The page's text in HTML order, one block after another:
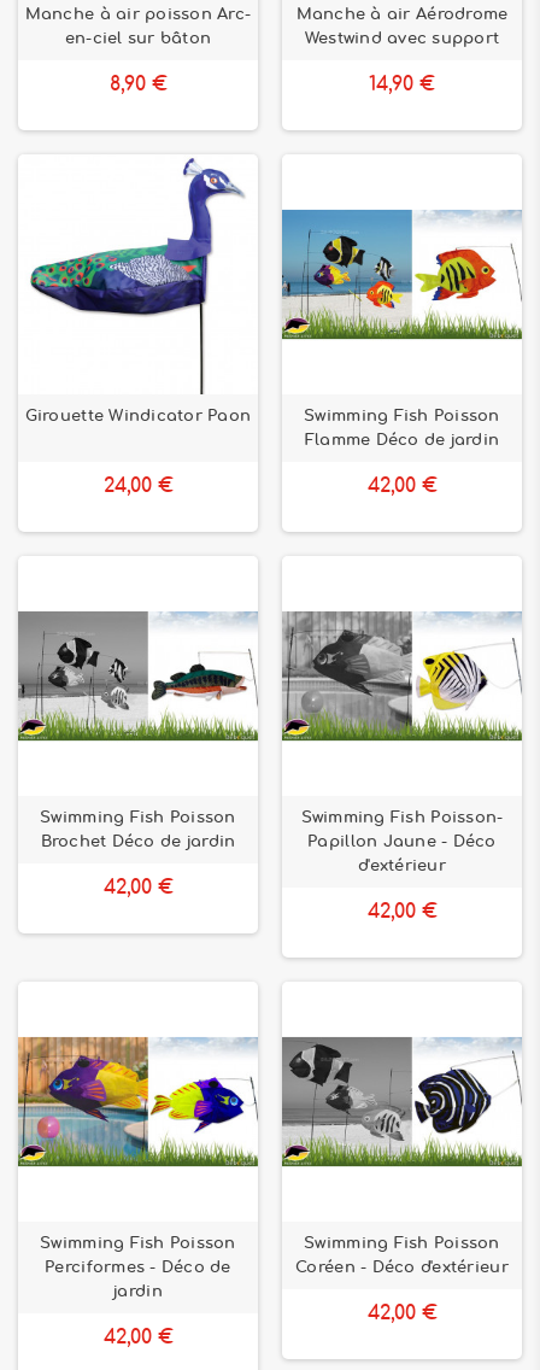
Manche à air poisson Arc-
en-ciel sur bâton
8,90 €
Manche à air Aérodrome
Westwind avec support
14,90 €
Girouette Windicator Paon
24,00 €
Swimming Fish Poisson
Flamme Déco de jardin
42,00 €
Swimming Fish Poisson
Brochet Déco de jardin
42,00 €
Swimming Fish Poisson-
Papillon Jaune - Déco
d'extérieur
42,00 €
Swimming Fish Poisson
Perciformes - Déco de
jardin
42,00 €
Swimming Fish Poisson
Coréen - Déco d'extérieur
42,00 €